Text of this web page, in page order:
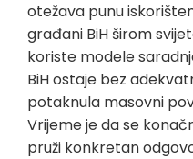
otežava punu
građani BiH širom
koriste modele
BiH ostaje bez
potaknula masovni
Vrijeme je da se
pruži konkretan